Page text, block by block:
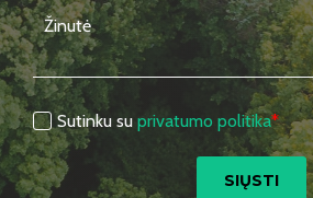
Sutinku su privatumo politika*
SIŲSTI